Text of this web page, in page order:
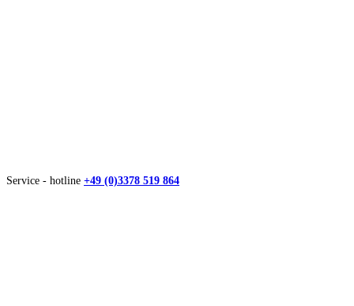
Service - hotline +49 (0)3378 519 864